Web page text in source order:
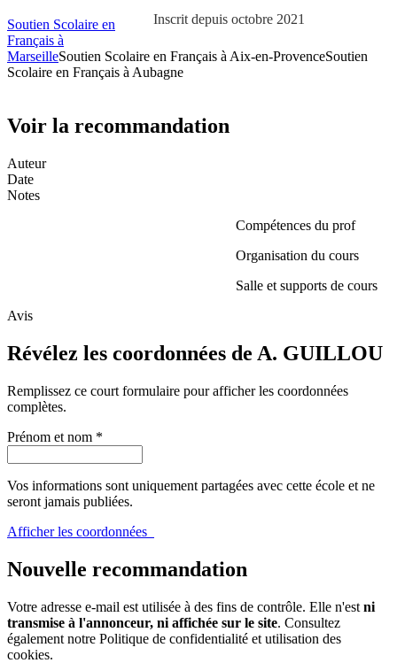
Inscrit depuis octobre 2021
Soutien Scolaire en
Français à
MarseilleSoutien Scolaire en Français à Aix-en-ProvenceSoutien
Scolaire en Français à Aubagne
Voir la recommandation
Auteur
Date
Notes
Compétences du prof
Organisation du cours
Salle et supports de cours
Avis
Révélez les coordonnées de A. GUILLOU
Remplissez ce court formulaire pour afficher les coordonnées
complètes.
Prénom et nom *
Vos informations sont uniquement partagées avec cette école et ne
seront jamais publiées.
Afficher les coordonnées
Nouvelle recommandation
Votre adresse e-mail est utilisée à des fins de contrôle. Elle n'est ni
transmise à l'annonceur, ni affichée sur le site. Consultez
également notre Politique de confidentialité et utilisation des
cookies.